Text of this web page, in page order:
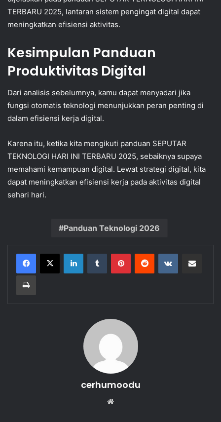
TERBARU 2025, lantaran sistem pengingat digital dapat
meningkatkan efisiensi aktivitas.
Kesimpulan Panduan
Produktivitas Digital
Dari analisis sebelumnya, kamu dapat menyadari jika
fungsi otomatis teknologi menunjukkan peran penting di
dalam efisiensi kerja digital.
Karena itu, ketika kita mengikuti panduan SEPUTAR
TEKNOLOGI HARI INI TERBARU 2025, sebaiknya supaya
memahami kemampuan digital. Lewat strategi digital, kita
dapat meningkatkan efisiensi kerja pada aktivitas digital
sehari hari.
Panduan Teknologi 2026
LinkedInTumblr PinterestReddit VKontakte
Print
cerhumoodu